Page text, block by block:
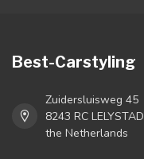
Best-Carstyling
Zuidersluisweg 45
8243 RC LELYSTAD
the Netherlands